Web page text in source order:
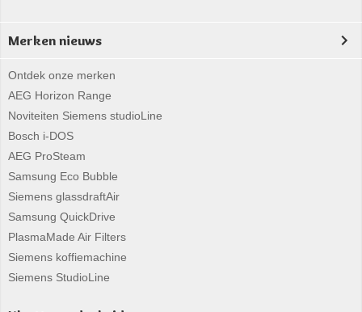
Merken nieuws
Ontdek onze merken
AEG Horizon Range
Noviteiten Siemens studioLine
Bosch i-DOS
AEG ProSteam
Samsung Eco Bubble
Siemens glassdraftAir
Samsung QuickDrive
PlasmaMade Air Filters
Siemens koffiemachine
Siemens StudioLine